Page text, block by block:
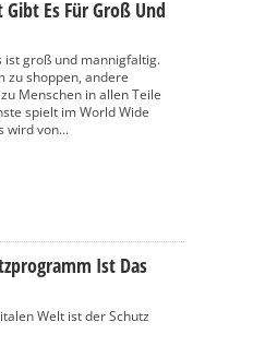
Es Für Groß Und
ist groß und mannigfaltig.
zu shoppen, andere
Menschen in allen Teile
spielt im World Wide
wird von...
Ist Das
Welt ist der Schutz